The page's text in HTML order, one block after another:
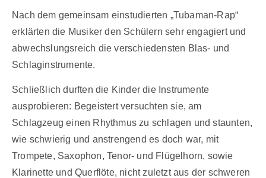
Nach dem gemeinsam einstudierten „Tubaman-Rap“
erklärten die Musiker den Schülern sehr engagiert und
abwechslungsreich die verschiedensten Blas- und
Schlaginstrumente.
Schließlich durften die Kinder die Instrumente
ausprobieren: Begeistert versuchten sie, am
Schlagzeug einen Rhythmus zu schlagen und staunten,
wie schwierig und anstrengend es doch war, mit
Trompete, Saxophon, Tenor- und Flügelhorn, sowie
Klarinette und Querflöte, nicht zuletzt aus der schweren